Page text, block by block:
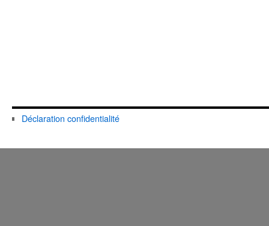
Déclaration confidentialité